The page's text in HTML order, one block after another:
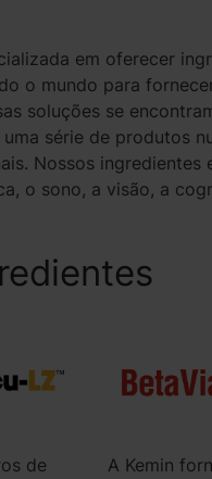
em oferecer
o mundo para
soluções se
série de produtos
Nossos
o sono, a visão, a
de
A Kemin